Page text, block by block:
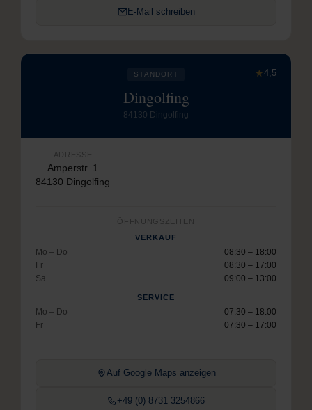
E-Mail schreiben
★4,5
STANDORT
Dingolfing
84130 Dingolfing
ADRESSE
Amperstr. 1
84130 Dingolfing
ÖFFNUNGSZEITEN
VERKAUF
Mo – Do
08:30 – 18:00
Fr
08:30 – 17:00
Sa
09:00 – 13:00
SERVICE
Mo – Do
07:30 – 18:00
Fr
07:30 – 17:00
Auf Google Maps anzeigen
+49 (0) 8731 3254866